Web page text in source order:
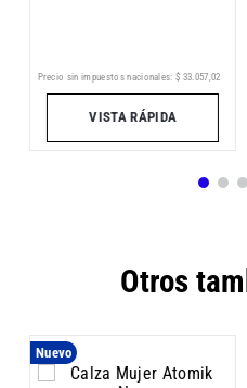
Precio sin impuestos nacionales: $ 33 057 02
VISTA RÁPIDA
Otros
Nuevo